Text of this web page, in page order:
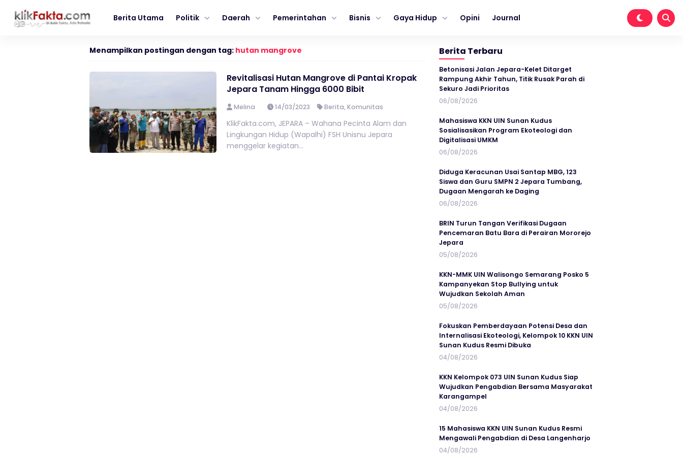
Berita Utama Politik Daerah Pemerintahan Bisnis Gaya Hidup Opini Journal
Menampilkan postingan dengan tag: hutan mangrove
Revitalisasi Hutan Mangrove di Pantai Kropak
Jepara Tanam Hingga 6000 Bibit
Melina 14/03/2023 Berita,Komunitas
KlikFakta.com, JEPARA – Wahana Pecinta Alam dan
Lingkungan Hidup (Wapalhi) FSH Unisnu Jepara
menggelar kegiatan...
Berita Terbaru
Betonisasi Jalan Jepara-Kelet Ditarget
Rampung Akhir Tahun, Titik Rusak Parah di
Sekuro Jadi Prioritas
06/08/2026
Mahasiswa KKN UIN Sunan Kudus
Sosialisasikan Program Ekoteologi dan
Digitalisasi UMKM
06/08/2026
Diduga Keracunan Usai Santap MBG, 123
Siswa dan Guru SMPN 2 Jepara Tumbang,
Dugaan Mengarah ke Daging
06/08/2026
BRIN Turun Tangan Verifikasi Dugaan
Pencemaran Batu Bara di Perairan Mororejo
Jepara
05/08/2026
KKN-MMK UIN Walisongo Semarang Posko 5
Kampanyekan Stop Bullying untuk
Wujudkan Sekolah Aman
05/08/2026
Fokuskan Pemberdayaan Potensi Desa dan
Internalisasi Ekoteologi, Kelompok 10 KKN UIN
Sunan Kudus Resmi Dibuka
04/08/2026
KKN Kelompok 073 UIN Sunan Kudus Siap
Wujudkan Pengabdian Bersama Masyarakat
Karangampel
04/08/2026
15 Mahasiswa KKN UIN Sunan Kudus Resmi
Mengawali Pengabdian di Desa Langenharjo
04/08/2026